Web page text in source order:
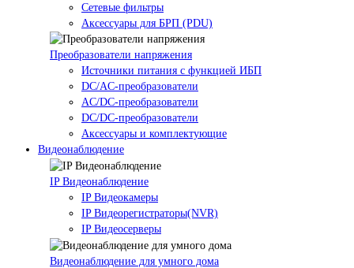
Сетевые фильтры
Аксессуары для БРП (PDU)
Преобразователи напряжения
Источники питания c функцией ИБП
DC/AC-преобразователи
AC/DC-преобразователи
DC/DC-преобразователи
Аксессуары и комплектующие
Видеонаблюдение
IP Видеонаблюдение
IP Видеокамеры
IP Видеорегистраторы(NVR)
IP Видеосерверы
Видеонаблюдение для умного дома